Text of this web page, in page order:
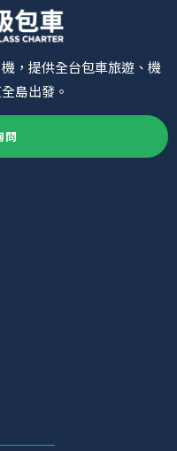
，提供全台包車旅遊、機
島出發。
問